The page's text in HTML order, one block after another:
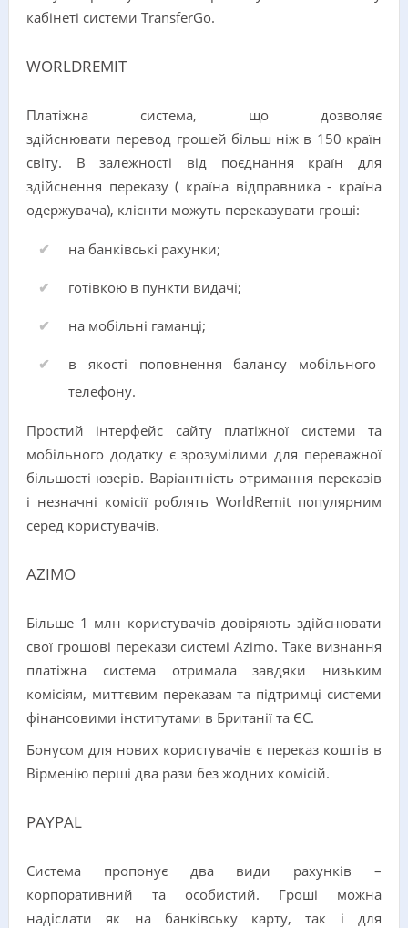
кабінеті системи TransferGo.
WORLDREMIT
Платіжна система, що дозволяє
здійснювати перевод грошей більш ніж в 150 країн
світу. В залежності від поєднання країн для
здійснення переказу ( країна відправника - країна
одержувача), клієнти можуть переказувати гроші:
на банківські рахунки;
готівкою в пункти видачі;
на мобільні гаманці;
в якості поповнення балансу мобільного
телефону.
Простий інтерфейс сайту платіжної системи та
мобільного додатку є зрозумілими для переважної
більшості юзерів. Варіантність отримання переказів
і незначні комісії роблять WorldRemit популярним
серед користувачів.
AZIMO
Більше 1 млн користувачів довіряють здійснювати
свої грошові перекази системі Azimo. Таке визнання
платіжна система отримала завдяки низьким
комісіям, миттєвим переказам та підтримці системи
фінансовими інститутами в Британії та ЄС.
Бонусом для нових користувачів є переказ коштів в
Вірменію перші два рази без жодних комісій.
PAYPAL
Система пропонує два види рахунків –
корпоративний та особистий. Гроші можна
надіслати як на банківську карту, так і для